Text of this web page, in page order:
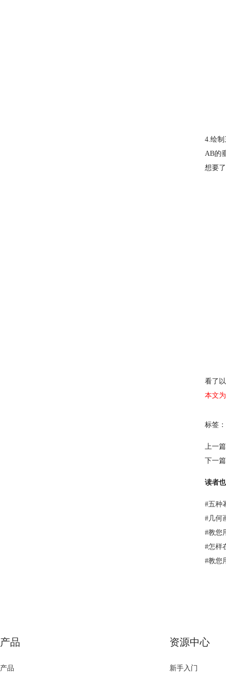
4.绘
AB的
想要
看了
本文
标签：
上一
下一
读者
#五种
# 几何
#教您
#怎样
#教您
产品
产品
资源中心
新手入门